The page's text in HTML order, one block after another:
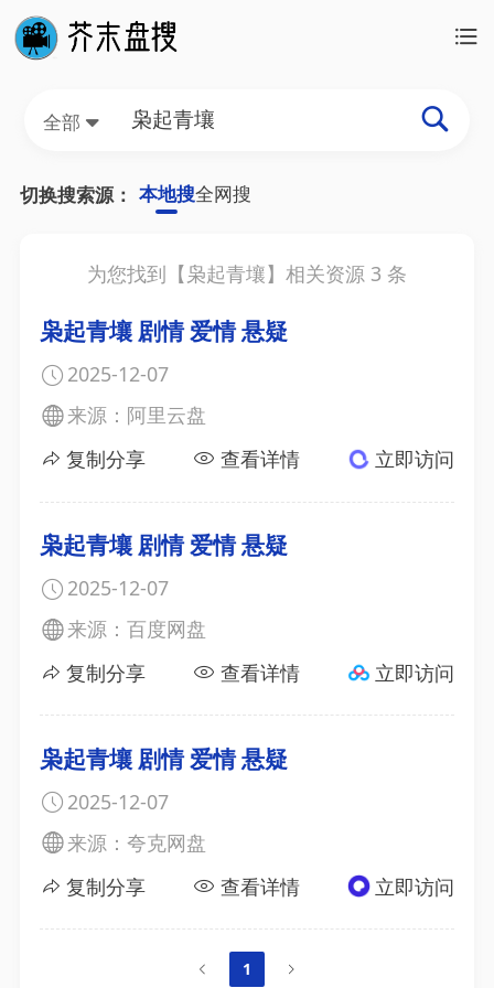
全部
切换搜索源： 本地搜全网搜
为您找到【枭起青壤】相关资源 3 条
枭起青壤 剧情 爱情 悬疑
2025-12-07
来源：阿里云盘
复制分享
查看详情 立即访问
枭起青壤 剧情 爱情 悬疑
2025-12-07
来源：百度网盘
复制分享
查看详情 立即访问
枭起青壤 剧情 爱情 悬疑
2025-12-07
来源：夸克网盘
复制分享
查看详情 立即访问
1